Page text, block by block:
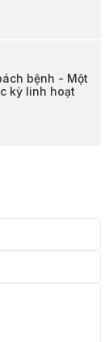
bệnh - Một
kỳ linh hoạt